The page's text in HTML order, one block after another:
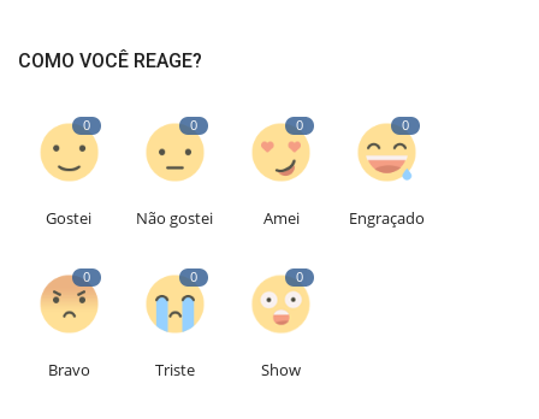
COMO VOCÊ REAGE?
0
Gostei
0
Não gostei
0
Amei
0
Engraçado
0
Bravo
0
Triste
0
Show